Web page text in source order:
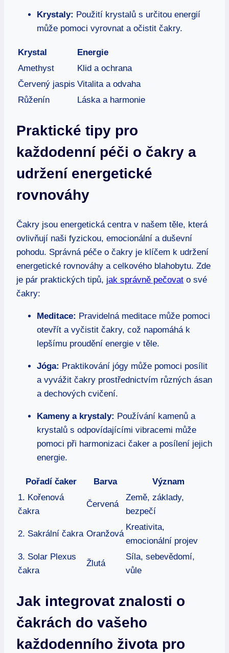
Krystaly: Použití krystalů s určitou energií
může pomoci vyrovnat a očistit čakry.
Krystal
Energie
Amethyst
Klid a ochrana
Červený jaspis Vitalita a odvaha
Růženín
Láska a harmonie
Praktické tipy pro
každodenní péči o čakry a
udržení energetické
rovnováhy
Čakry jsou energetická centra v našem těle, která
ovlivňují naši fyzickou, emocionální a duševní
pohodu. Správná péče o čakry je klíčem k udržení
energetické rovnováhy a celkového blahobytu. Zde
je pár praktických tipů, jak správně pečovat o své
čakry:
Meditace: Pravidelná meditace může pomoci
otevřít a vyčistit čakry, což napomáhá k
lepšímu proudění energie v těle.
Jóga: Praktikování jógy může pomoci posílit
a vyvážit čakry prostřednictvím různých ásan
a dechových cvičení.
Kameny a krystaly: Používání kamenů a
krystalů s odpovídajícími vibracemi může
pomoci při harmonizaci čaker a posílení jejich
energie.
Pořadí čaker Barva
Význam
1. Kořenová
čakra
Červená
Země, základy,
bezpečí
2. Sakrální čakra Oranžová
Kreativita,
emocionální projev
3. Solar Plexus
čakra
Žlutá
Síla, sebevědomí,
vůle
Jak integrovat znalosti o
čakrách do vašeho
každodenního života pro